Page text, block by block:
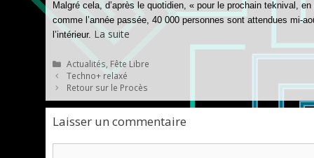
Malgré cela, d’après le quotidien, « pour le prochain teknival,
comme l’année passée, 40 000 personnes sont attendues mi-
l’intérieur. La suite
Catégories
Actualités Fête Libre
Techno+ relaxé
Retour sur le Procès
Laisser un commentaire